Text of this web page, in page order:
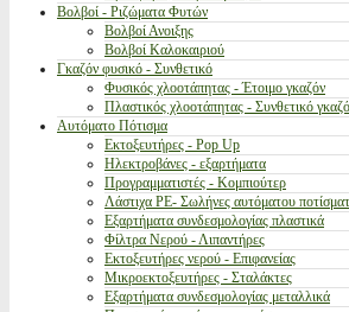
Βολβοί - Ριζώματα Φυτών
Βολβοί Ανοιξης
Βολβοί Καλοκαιριού
Γκαζόν φυσικό - Συνθετικό
Φυσικός χλοοτάπητας - Έτοιμο γκαζόν
Πλαστικός χλοοτάπητας - Συνθετικό
Αυτόματο Πότισμα
Εκτοξευτήρες - Pop Up
Ηλεκτροβάνες - εξαρτήματα
Προγραμματιστές - Κομπιούτερ
Λάστιχα PE- Σωλήνες αυτόματου
Εξαρτήματα συνδεσμολογίας πλαστικά
Φίλτρα Νερού - Λιπαντήρες
Εκτοξευτήρες νερού - Επιφανείας
Μικροεκτοξευτήρες - Σταλάκτες
Εξαρτήματα συνδεσμολογίας μεταλλικά